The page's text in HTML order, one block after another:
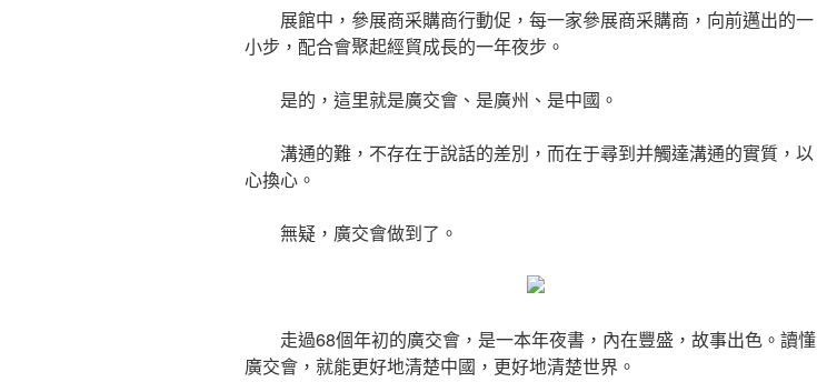
展館中，參展商采購商行動促，每一家參展商采購商，向前邁出的一
小步，配合會聚起經貿成長的一年夜步。
是的，這里就是廣交會、是廣州、是中國。
溝通的難，不存在于說話的差別，而在于尋到并觸達溝通的實質，以
心換心。
無疑，廣交會做到了。
走過68個年初的廣交會，是一本年夜書，內在豐盛，故事出色。讀懂
廣交會，就能更好地清楚中國，更好地清楚世界。